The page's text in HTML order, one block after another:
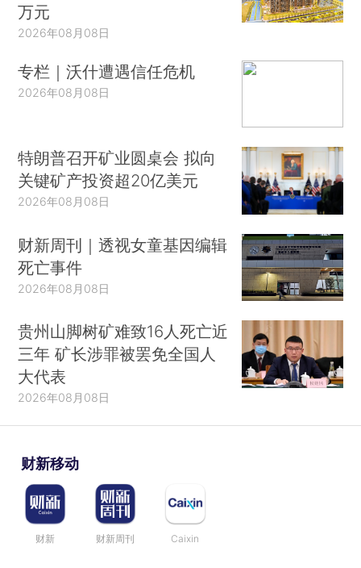
万元
2026年08月08日
专栏｜沃什遭遇信任危机
2026年08月08日
特朗普召开矿业圆桌会 拟向
关键矿产投资超20亿美元
2026年08月08日
财新周刊｜透视女童基因编辑
死亡事件
2026年08月08日
贵州山脚树矿难致16人死亡近
三年 矿长涉罪被罢免全国人
大代表
2026年08月08日
财新移动
财新 财新周刊 Caixin